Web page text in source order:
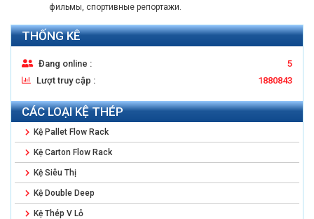
THỐNG KÊ
Đang online :
5
Lượt truy cập :
1880843
CÁC LOẠI KỆ THÉP
Kệ Pallet Flow Rack
Kệ Carton Flow Rack
Kệ Siêu Thị
Kệ Double Deep
Kệ Thép V Lỗ
фильмы, спортивные репортажи.